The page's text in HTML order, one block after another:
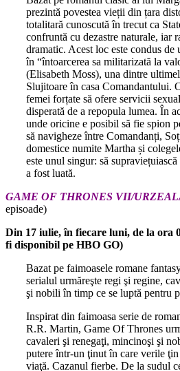
prezintă povestea vieții din țara
totalitară cunoscută în trecut ca
confruntă cu dezastre naturale, iar
dramatic. Acest loc este condus
în “întoarcerea sa militarizată la
(Elisabeth Moss), una dintre
Slujitoare în casa Comandantului.
femei forțate să ofere servicii
disperată de a repopula lumea. În
unde oricine e posibil să fie spion
să navigheze între Comandanți,
domestice numite Martha și
este unul singur: să
a fost luată.
GAME OF THRONES VII/
episoade)
Din 17 iulie, în fiecare luni, de la ora
fi disponibil pe HBO GO)
Bazat pe faimoasele romane
serialul urmăreşte regi şi regine,
şi nobili în timp ce se luptă pentru
Inspirat din faimoasa serie de
R.R. Martin, Game Of Thrones
cavaleri şi renegaţi, mincinoşi şi
putere într-un ţinut în care verile
viaţă. Cazanul fierbe. De la sudul